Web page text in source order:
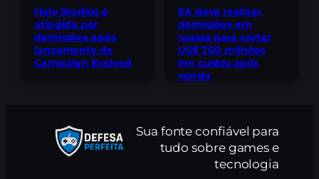
Halo Studios é
atingida por
demissões após
lançamento de
Campaign Evolved
EA deve realizar
demissões em
massa para cortar
US$ 700 milhões
em custos após
venda
Sua fonte confiável para
tudo sobre games e
tecnologia